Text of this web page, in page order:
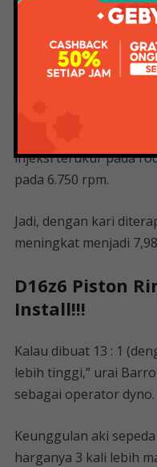
ECU.
Yuk intip hasil dyno
Amerika milik Bintang
Dalam kondisi
injeksi terukur pada
pada 6.750 rpm.
Jadi, dengan kari
meningkat menjadi
D16z6 Piston
Install!!!
Kalau dibuat 13 : 1
lebih tinggi,” urai
sebagai operator dyno.
Keunggulan aki
harganya 3 kali lebih